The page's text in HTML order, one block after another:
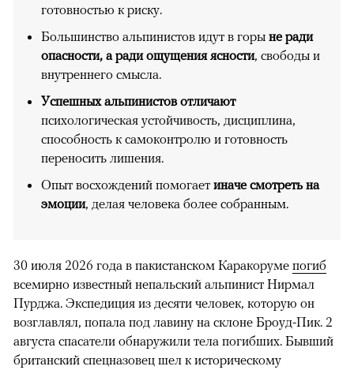
готовностью к риску.
Большинство альпинистов идут в горы не ради
опасности, а ради ощущения ясности, свободы и
внутреннего смысла.
Успешных альпинистов отличают
психологическая устойчивость, дисциплина,
способность к самоконтролю и готовность
переносить лишения.
Опыт восхождений помогает иначе смотреть на
эмоции, делая человека более собранным.
30 июля 2026 года в пакистанском Каракоруме погиб
всемирно известный непальский альпинист Нирмал
Пурджа. Экспедиция из десяти человек, которую он
возглавлял, попала под лавину на склоне Броуд-Пик. 2
августа спасатели обнаружили тела погибших. Бывший
британский спецназовец шел к историческому